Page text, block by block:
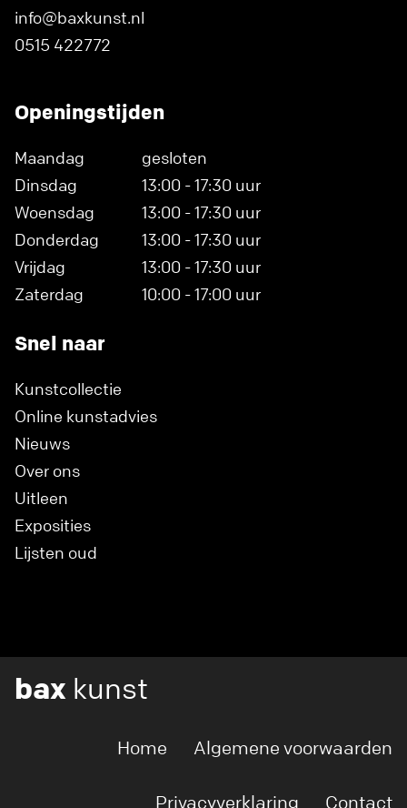
info@baxkunst.nl
0515 422772
Openingstijden
Maandag
gesloten
Dinsdag
13:00 - 17:30 uur
Woensdag
13:00 - 17:30 uur
Donderdag
13:00 - 17:30 uur
Vrijdag
13:00 - 17:30 uur
Zaterdag
10:00 - 17:00 uur
Snel naar
Kunstcollectie
Online kunstadvies
Nieuws
Over ons
Uitleen
Exposities
Lijsten oud
bax kunst
Home Algemene voorwaarden
Privacyverklaring Contact